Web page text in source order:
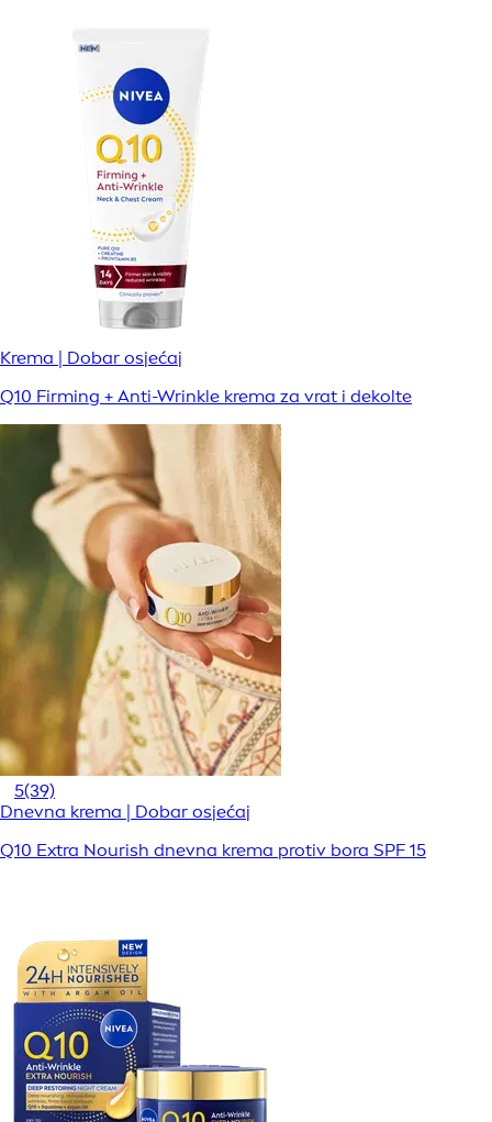
Krema | Dobar osjećaj
Q10 Firming + Anti-Wrinkle krema za vrat i dekolte
5(39)
Dnevna krema | Dobar osjećaj
Q10 Extra Nourish dnevna krema protiv bora SPF 15